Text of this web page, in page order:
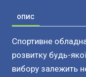
ОПИС
Спортивне
розвитку будь-
вибору залежить